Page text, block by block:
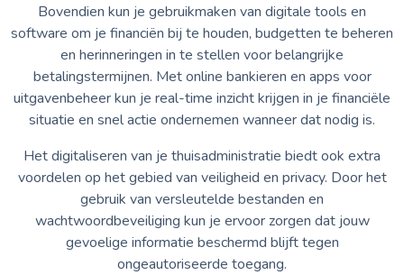
Bovendien kun je gebruikmaken van digitale tools en
software om je financiën bij te houden, budgetten te beheren
en herinneringen in te stellen voor belangrijke
betalingstermijnen. Met online bankieren en apps voor
uitgavenbeheer kun je real-time inzicht krijgen in je financiële
situatie en snel actie ondernemen wanneer dat nodig is.
Het digitaliseren van je thuisadministratie biedt ook extra
voordelen op het gebied van veiligheid en privacy. Door het
gebruik van versleutelde bestanden en
wachtwoordbeveiliging kun je ervoor zorgen dat jouw
gevoelige informatie beschermd blijft tegen
ongeautoriseerde toegang.